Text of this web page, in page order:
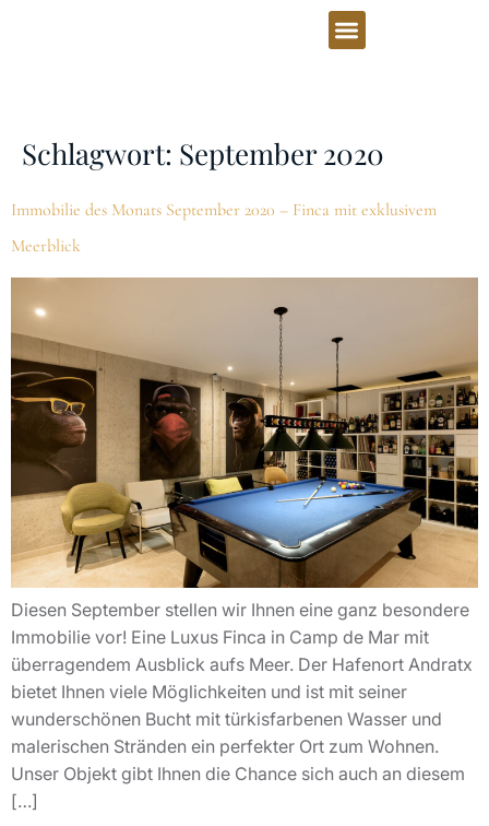
Schlagwort: September 2020
Immobilie des Monats September 2020 – Finca mit exklusivem
Meerblick
Diesen September stellen wir Ihnen eine ganz besondere
Immobilie vor! Eine Luxus Finca in Camp de Mar mit
überragendem Ausblick aufs Meer. Der Hafenort Andratx
bietet Ihnen viele Möglichkeiten und ist mit seiner
wunderschönen Bucht mit türkisfarbenen Wasser und
malerischen Stränden ein perfekter Ort zum Wohnen.
Unser Objekt gibt Ihnen die Chance sich auch an diesem
[…]